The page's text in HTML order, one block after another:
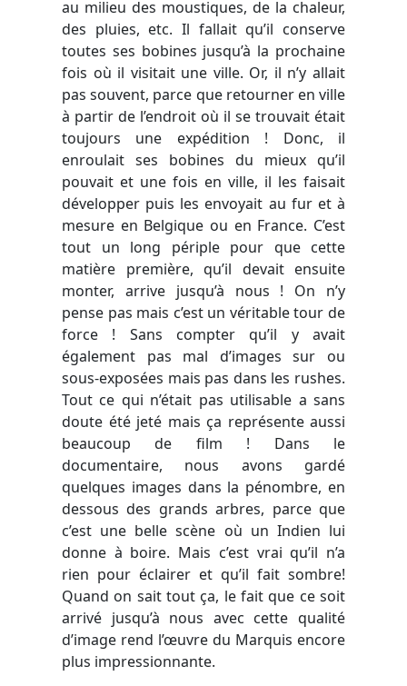
au milieu des moustiques, de la chaleur,
des pluies, etc. Il fallait qu’il conserve
toutes ses bobines jusqu’à la prochaine
fois où il visitait une ville. Or, il n’y allait
pas souvent, parce que retourner en ville
à partir de l’endroit où il se trouvait était
toujours une expédition ! Donc, il
enroulait ses bobines du mieux qu’il
pouvait et une fois en ville, il les faisait
développer puis les envoyait au fur et à
mesure en Belgique ou en France. C’est
tout un long périple pour que cette
matière première, qu’il devait ensuite
monter, arrive jusqu’à nous ! On n’y
pense pas mais c’est un véritable tour de
force ! Sans compter qu’il y avait
également pas mal d’images sur ou
sous-exposées mais pas dans les rushes.
Tout ce qui n’était pas utilisable a sans
doute été jeté mais ça représente aussi
beaucoup de film ! Dans le
documentaire, nous avons gardé
quelques images dans la pénombre, en
dessous des grands arbres, parce que
c’est une belle scène où un Indien lui
donne à boire. Mais c’est vrai qu’il n’a
rien pour éclairer et qu’il fait sombre!
Quand on sait tout ça, le fait que ce soit
arrivé jusqu’à nous avec cette qualité
d’image rend l’œuvre du Marquis encore
plus impressionnante.